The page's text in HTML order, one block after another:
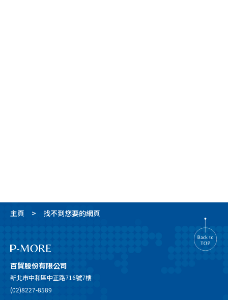
主頁 找不到您要的網頁
百貿股份有限公司
新北市中和區中正路716號7樓
(02)8227-8589